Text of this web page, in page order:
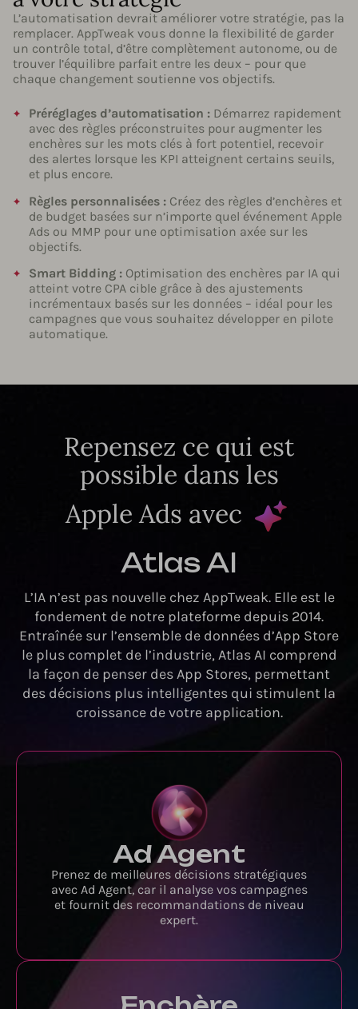
L’automatisation devrait améliorer votre stratégie, pas la
remplacer. AppTweak vous donne la flexibilité de garder
un contrôle total, d’être complètement autonome, ou de
trouver l’équilibre parfait entre les deux – pour que
chaque changement soutienne vos objectifs.
Préréglages d’automatisation : Démarrez rapidement
avec des règles préconstruites pour augmenter les
enchères sur les mots clés à fort potentiel, recevoir
des alertes lorsque les KPI atteignent certains seuils,
et plus encore.
Règles personnalisées : Créez des règles d’enchères et
de budget basées sur n’importe quel événement Apple
Ads ou MMP pour une optimisation axée sur les
objectifs.
Smart Bidding : Optimisation des enchères par IA qui
atteint votre CPA cible grâce à des ajustements
incrémentaux basés sur les données – idéal pour les
campagnes que vous souhaitez développer en pilote
automatique.
Repensez ce qui est
possible dans les
Apple Ads avec
Atlas AI
L’IA n’est pas nouvelle chez AppTweak. Elle est le
fondement de notre plateforme depuis 2014.
Entraînée sur l’ensemble de données d’App Store
le plus complet de l’industrie, Atlas AI comprend
la façon de penser des App Stores, permettant
des décisions plus intelligentes qui stimulent la
croissance de votre application.
Ad Agent
Prenez de meilleures décisions stratégiques
avec Ad Agent, car il analyse vos campagnes
et fournit des recommandations de niveau
expert.